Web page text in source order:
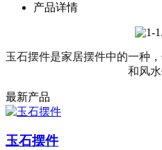
产品详情
玉石摆件是家居摆件中的一种
和风
最新产品
玉石摆件